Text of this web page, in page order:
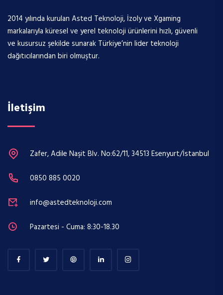
2014 yılında kurulan Asted Teknoloji, İzoly ve Xgaming
markalarıyla küresel ve yerel teknoloji ürünlerini hızlı, güvenli
ve kusursuz şekilde sunarak Türkiye’nin lider teknoloji
dağıtıcılarından biri olmuştur.
İletişim
Zafer, Adile Naşit Blv. No:62/11, 34513 Esenyurt/İstanbul
0850 885 0020
info@astedteknoloji.com
Pazartesi - Cuma: 8:30-18.30